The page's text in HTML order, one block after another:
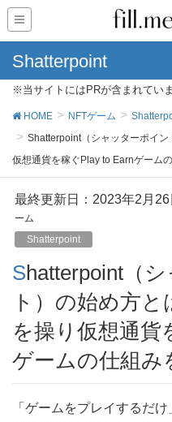
Shatterpoint
※当サイトにはPRが含まれていま
HOME NFTゲーム
Shatterpoint（シャッターポイン
仮想通貨を稼ぐPlay to Earnゲーム
最終更新日：2023年2月26
ーム
Shatterpoint
Shatterpoint（シャッターポイン
ト）の始め方
を操り仮想通貨
ゲームの仕組み
「ゲームをプレイするだ